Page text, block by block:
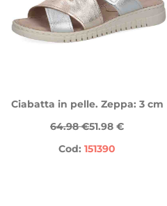
Ciabatta in pelle. Zeppa: 3 cm
64.98 €51.98 €
Cod: 151390